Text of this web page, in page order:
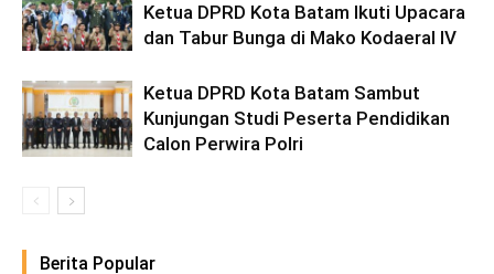
Ketua DPRD Kota Batam Ikuti Upacara
dan Tabur Bunga di Mako Kodaeral IV
Ketua DPRD Kota Batam Sambut
Kunjungan Studi Peserta Pendidikan
Calon Perwira Polri
Berita Popular